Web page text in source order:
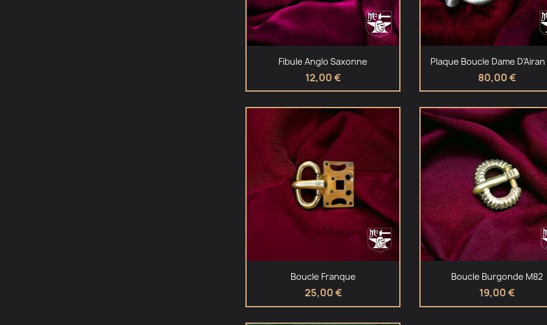
Aperçu rapide
Fibule Anglo Saxonne
12,00 €
Aperçu rapide
Plaque Boucle Dame D'Airan
80,00 €
Aperçu rapide
Boucle Franque
25,00 €
Aperçu rapide
Boucle Burgonde M82
19,00 €